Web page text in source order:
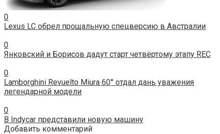
0
Lexus LC обрел прощальную спецверсию в Австралии
0
Янковский и Борисов дадут старт четвёртому этапу REC
0
Lamborghini Revuelto Miura 60° отдал дань уважения
легендарной модели
0
В Indycar представили новую машину
Добавить комментарий